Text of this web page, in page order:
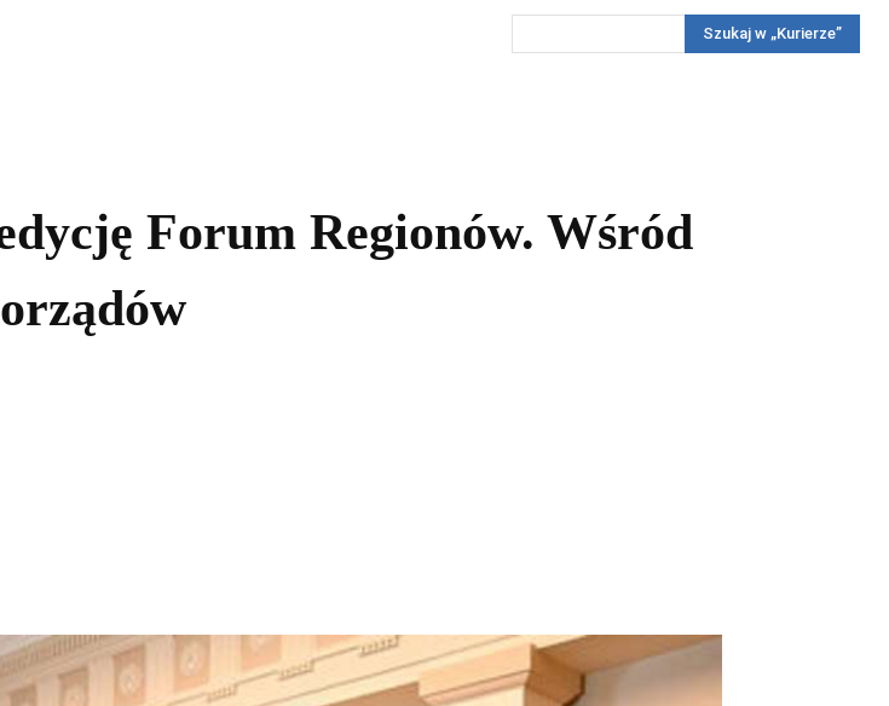
Reportaż KonkursyWięcej
Szukaj w „Kurierze”
Forum Regionów. Wśród